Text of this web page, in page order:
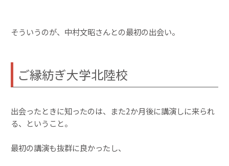
そういうのが、中村文昭さんとの最初の出会い。
ご縁紡ぎ大学北陸校
出会ったときに知ったのは、また2か月後に講演しに来られ
る、ということ。
最初の講演も抜群に良かったし、